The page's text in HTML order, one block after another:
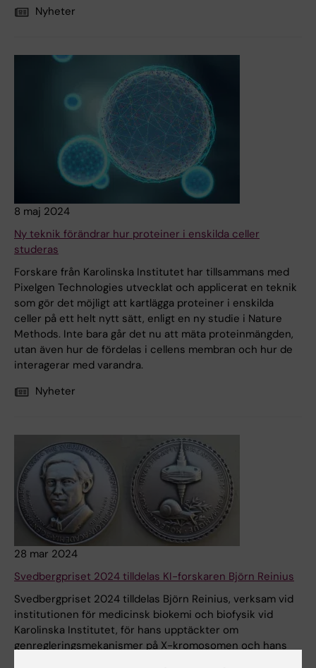
Nyheter
8 maj 2024
Ny teknik förändrar hur proteiner i enskilda celler
studeras
Forskare från Karolinska Institutet har tillsammans med
Pixelgen Technologies utvecklat och applicerat en teknik
som gör det möjligt att kartlägga proteiner i enskilda
celler på ett helt nytt sätt, enligt en ny studie i Nature
Methods. Inte bara går det nu att mäta proteinmängden,
utan även hur de fördelas i cellens membran och hur de
interagerar med varandra.
Nyheter
28 mar 2024
Svedbergpriset 2024 tilldelas KI-forskaren Björn Reinius
Svedbergpriset 2024 tilldelas Björn Reinius, verksam vid
institutionen för medicinsk biokemi och biofysik vid
Karolinska Institutet, för hans upptäckter om
genregleringsmekanismer på X-kromosomen och hans